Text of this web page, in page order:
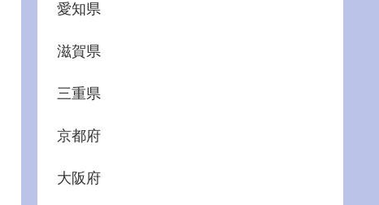
愛知県
滋賀県
三重県
京都府
大阪府